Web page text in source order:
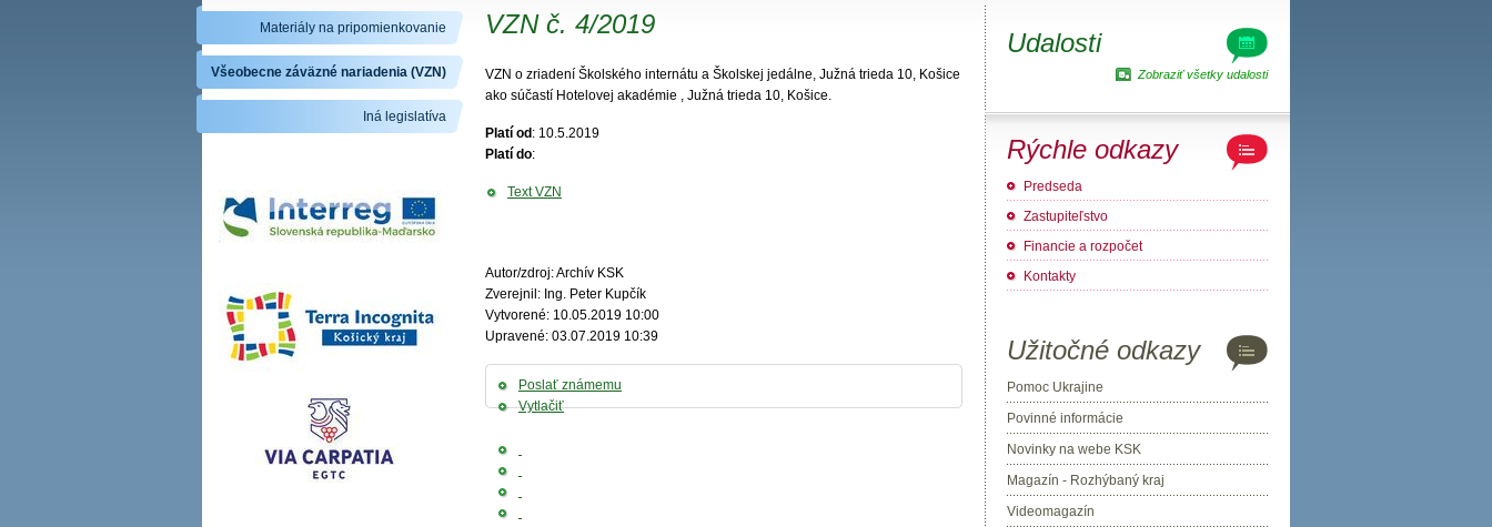
VZN č. 4/2019
VZN o zriadení Školského internátu a Školskej jedálne, Južná trieda 10, Košice
ako súčastí Hotelovej akadémie , Južná trieda 10, Košice.
Platí od : 10.5.2019
Platí do:
Text VZN
Autor/zdroj: Archív KSK
Zverejnil: Ing. Peter Kupčík
Vytvorené: 10.05.2019 10:00
Upravené: 03.07.2019 10:39
Poslať známemu
Vytlačiť
Materiály na pripomienkovanie
Všeobecne záväzné nariadenia (VZN)
Iná legislatíva
Udalosti
Zobraziť všetky udalosti
Rýchle odkazy
Predseda
Zastupiteľstvo
Financie a rozpočet
Kontakty
Užitočné odkazy
Pomoc Ukrajine
Povinné informácie
Novinky na webe KSK
Magazín - Rozhýbaný kraj
Videomagazín